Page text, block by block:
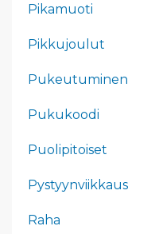
Pikamuoti
Pikkujoulut
Pukeutuminen
Pukukoodi
Puolipitoiset
Pystyynviikkaus
Raha